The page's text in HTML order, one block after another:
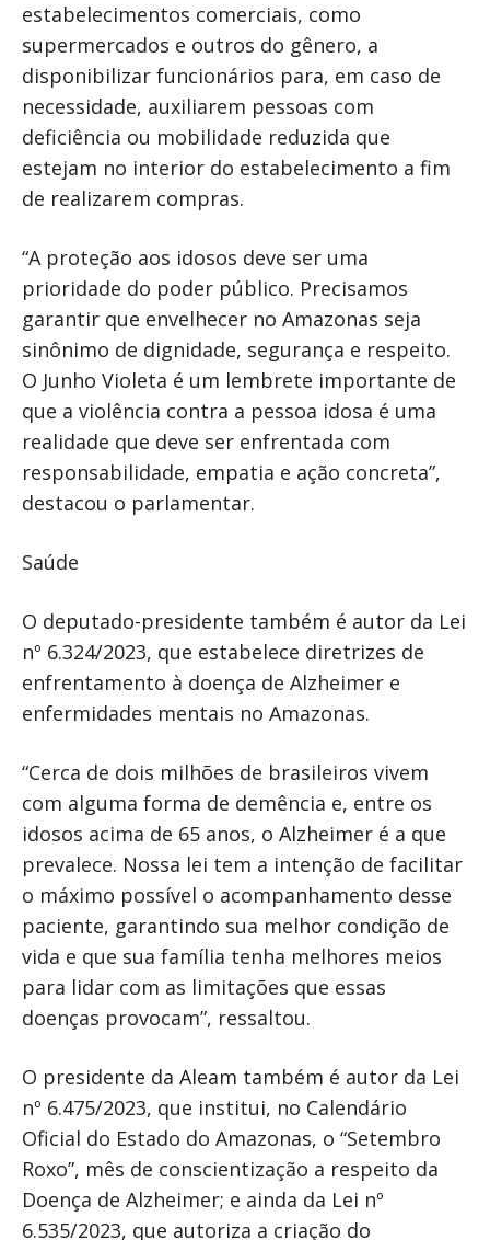
estabelecimentos comerciais, como
supermercados e outros do gênero, a
disponibilizar funcionários para, em caso de
necessidade, auxiliarem pessoas com
deficiência ou mobilidade reduzida que
estejam no interior do estabelecimento a fim
de realizarem compras.
“A proteção aos idosos deve ser uma
prioridade do poder público. Precisamos
garantir que envelhecer no Amazonas seja
sinônimo de dignidade, segurança e respeito.
O Junho Violeta é um lembrete importante de
que a violência contra a pessoa idosa é uma
realidade que deve ser enfrentada com
responsabilidade, empatia e ação concreta”,
destacou o parlamentar.
Saúde
O deputado-presidente também é autor da Lei
nº 6.324/2023, que estabelece diretrizes de
enfrentamento à doença de Alzheimer e
enfermidades mentais no Amazonas.
“Cerca de dois milhões de brasileiros vivem
com alguma forma de demência e, entre os
idosos acima de 65 anos, o Alzheimer é a que
prevalece. Nossa lei tem a intenção de facilitar
o máximo possível o acompanhamento desse
paciente, garantindo sua melhor condição de
vida e que sua família tenha melhores meios
para lidar com as limitações que essas
doenças provocam”, ressaltou.
O presidente da Aleam também é autor da Lei
nº 6.475/2023, que institui, no Calendário
Oficial do Estado do Amazonas, o “Setembro
Roxo”, mês de conscientização a respeito da
Doença de Alzheimer; e ainda da Lei nº
6.535/2023, que autoriza a criação do